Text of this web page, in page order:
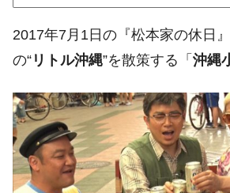
2017年7月1日の『松本家の休日
の“ リトル沖縄”を散策する「 沖縄